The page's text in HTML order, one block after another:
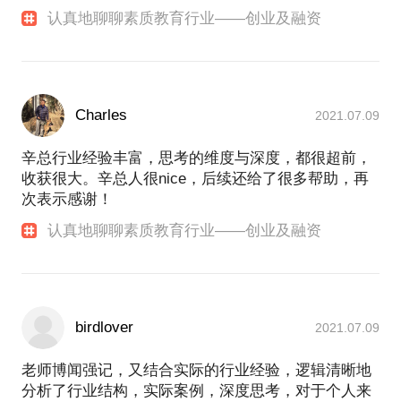
认真地聊聊素质教育行业——创业及融资
Charles 2021.07.09
辛总行业经验丰富，思考的维度与深度，都很超前，
收获很大。辛总人很nice，后续还给了很多帮助，再
次表示感谢！
认真地聊聊素质教育行业——创业及融资
birdlover 2021.07.09
老师博闻强记，又结合实际的行业经验，逻辑清晰地
分析了行业结构，实际案例，深度思考，对于个人来